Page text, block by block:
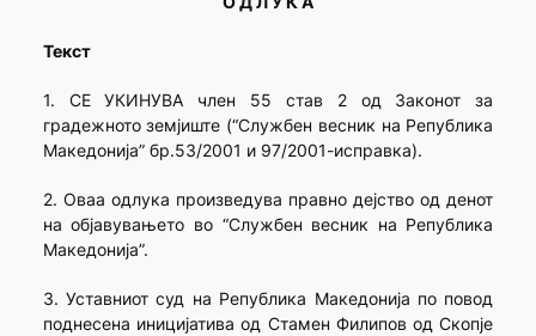
Текст
1. СЕ УКИНУВА член 55 став 2 од Законот за
градежното земјиште (“Службен весник на Република
Македонија” бр.53/2001 и 97/2001-исправка).
2. Оваа одлука произведува правно дејство од денот
на објавувањето во “Службен весник на Република
Македонија”.
3. Уставниот суд на Република Македонија по повод
поднесена иницијатива од Стамен Филипов од Скопје